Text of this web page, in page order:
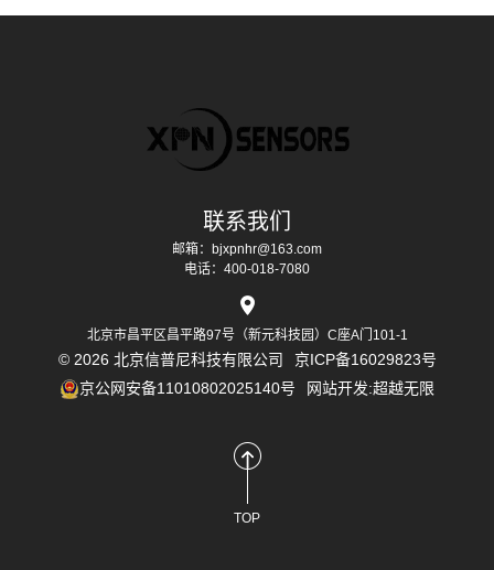
联系我们
邮箱：bjxpnhr@163.com
电话：400-018-7080
北京市昌平区昌平路97号（新元科技园）C座A门101-1
© 2026 北京信普尼科技有限公司
京ICP备16029823号
京公网安备11010802025140号
网站开发:超越无限
TOP